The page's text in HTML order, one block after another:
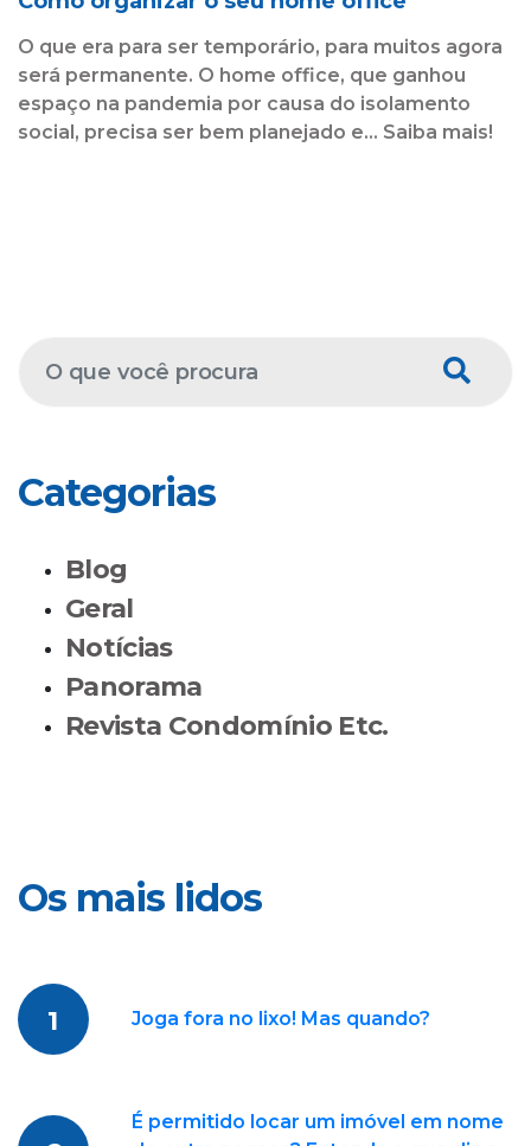
O que era para ser temporário, para muitos agora
será permanente. O home office, que ganhou
espaço na pandemia por causa do isolamento
social, precisa ser bem planejado e... Saiba mais!
Categorias
Blog
Geral
Notícias
Panorama
Revista Condomínio Etc.
Os mais lidos
1 Joga fora no lixo! Mas quando?
É permitido locar um imóvel em nome